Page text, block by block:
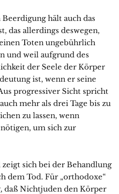
hält auch das
das allerdings deswegen,
Toten ungebührlich
und weil aufgrund des
der Seele der Körper
ist, wenn er seine
progressiver Sicht spricht
mehr als drei Tage bis zu
zu lassen, wenn
um sich zur
sich bei der Behandlung
dem Tod. Für „orthodoxe“
daß Nichtjuden den Körper